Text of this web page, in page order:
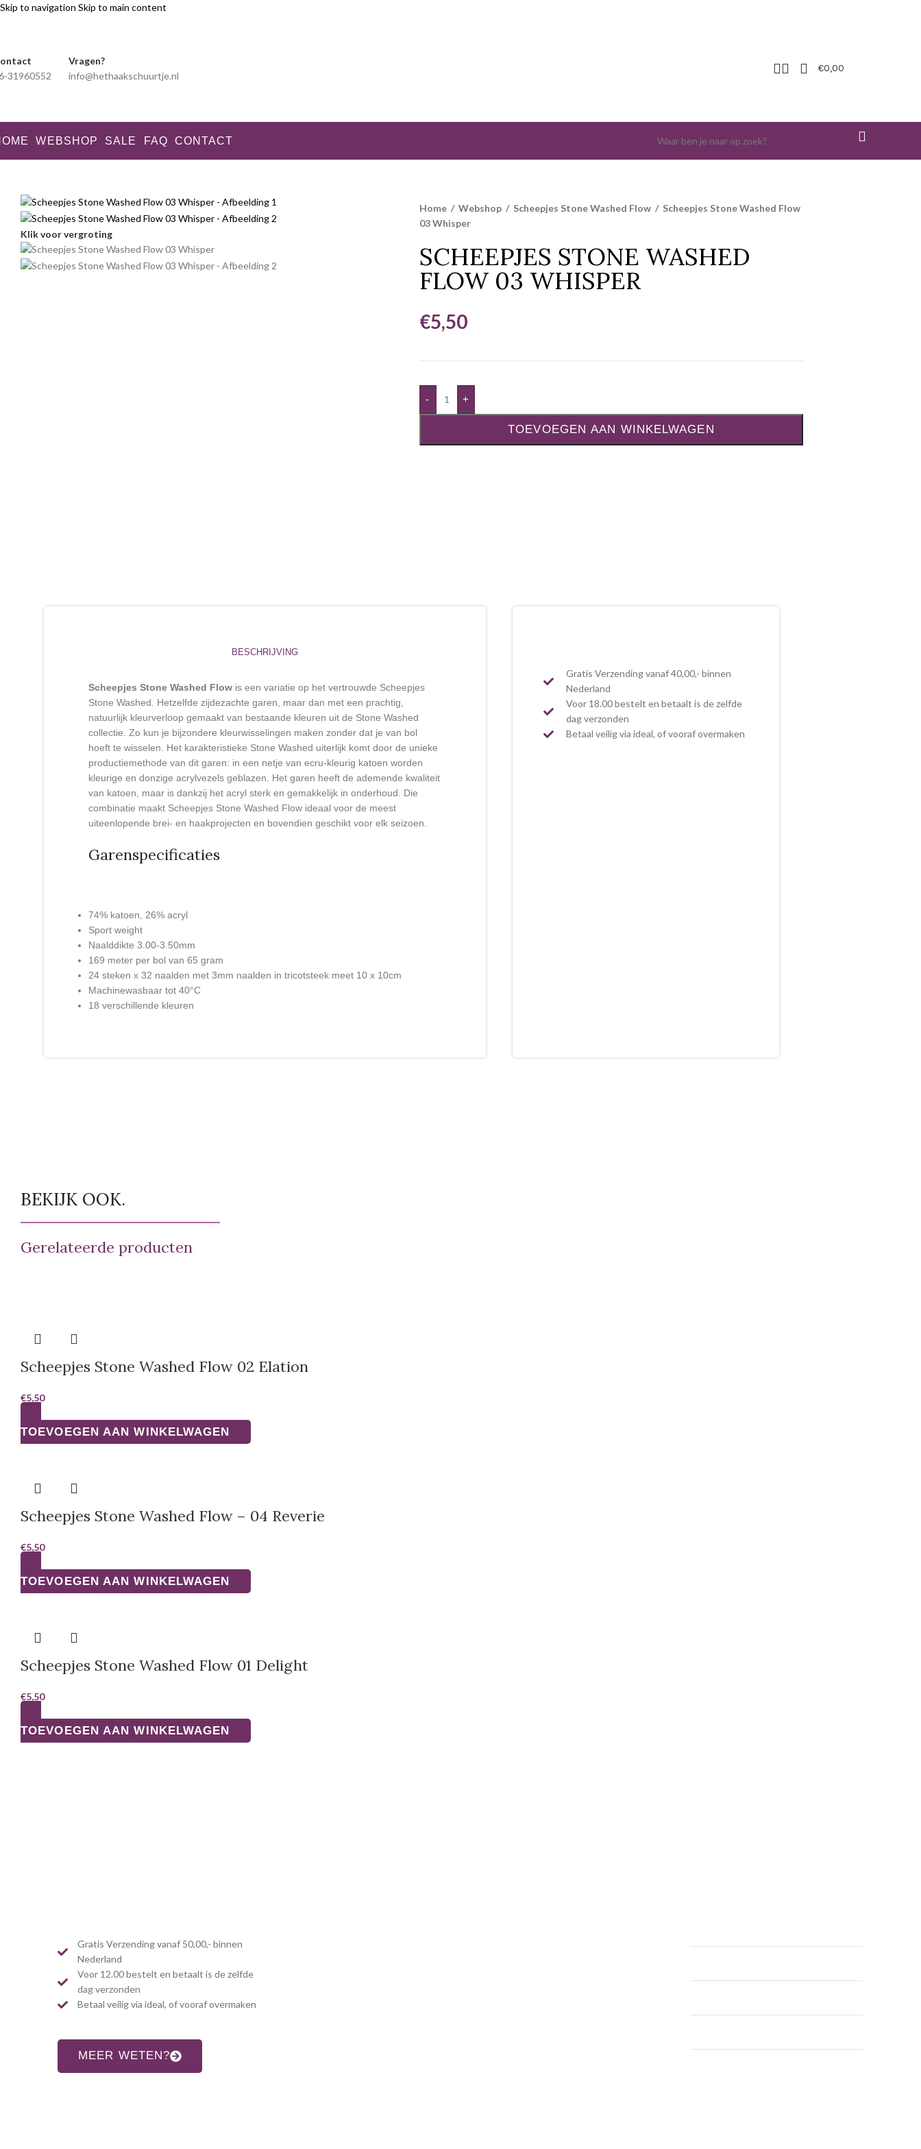
Skip to navigation Skip to main content
31960552
Vragen?
info@hethaakschuurtje.nl
€0,00
WEBSHOP SALE FAQ CONTACT
Klik voor vergroting
Home / Webshop / Scheepjes Stone Washed Flow / Scheepjes Stone Washed Flow
03 Whisper
SCHEEPJES STONE WASHED
FLOW 03 WHISPER
€5,50
- +
TOEVOEGEN AAN WINKELWAGEN
BESCHRIJVING
Scheepjes Stone Washed Flow is een variatie op het vertrouwde Scheepjes
Stone Washed. Hetzelfde zijdezachte garen, maar dan met een prachtig,
natuurlijk kleurverloop gemaakt van bestaande kleuren uit de Stone Washed
collectie. Zo kun je bijzondere kleurwisselingen maken zonder dat je van bol
hoeft te wisselen. Het karakteristieke Stone Washed uiterlijk komt door de unieke
productiemethode van dit garen: in een netje van ecru-kleurig katoen worden
kleurige en donzige acrylvezels geblazen. Het garen heeft de ademende kwaliteit
van katoen, maar is dankzij het acryl sterk en gemakkelijk in onderhoud. Die
combinatie maakt Scheepjes Stone Washed Flow ideaal voor de meest
uiteenlopende brei- en haakprojecten en bovendien geschikt voor elk seizoen.
Garenspecificaties
74% katoen, 26% acryl
Sport weight
Naalddikte 3.00-3.50mm
169 meter per bol van 65 gram
24 steken x 32 naalden met 3mm naalden in tricotsteek meet 10 x 10cm
Machinewasbaar tot 40°C
18 verschillende kleuren
Gratis Verzending vanaf 40,00,- binnen
Nederland
Voor 18.00 bestelt en betaalt is de zelfde
dag verzonden
Betaal veilig via ideal, of vooraf overmaken
BEKIJK OOK.
Gerelateerde producten
Scheepjes Stone Washed Flow 02 Elation
€5,50
TOEVOEGEN AAN WINKELWAGEN
Scheepjes Stone Washed Flow – 04 Reverie
€5,50
TOEVOEGEN AAN WINKELWAGEN
Scheepjes Stone Washed Flow 01 Delight
€5,50
TOEVOEGEN AAN WINKELWAGEN
Gratis Verzending vanaf 50,00,- binnen
Nederland
Voor 12.00 bestelt en betaalt is de zelfde
dag verzonden
Betaal veilig via ideal, of vooraf overmaken
MEER WETEN?